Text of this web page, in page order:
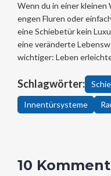
Wenn du in einer kleinen
engen Fluren oder
eine Schiebetür kein
eine veränderte
wichtiger: Leben
Schlagwörter:
Innentürsysteme
10